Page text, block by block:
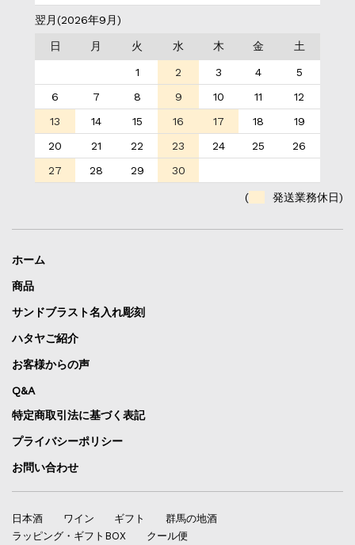
翌月(2026年9月)
日 月 火 水 木 金 土
1 2 3 4
5
6
7 8 9 10 11
12
13
14 15 16 17 18
19
20
21 22 23 24 25
26
27
28 29 30
( 発送業務休日)
ホーム
商品
サンドブラスト名入れ彫刻
ハタヤご紹介
お客様からの声
Q&A
特定商取引法に基づく表記
プライバシーポリシー
お問い合わせ
日本酒 ワイン ギフト
群馬の地酒
ラッピング・ギフトBOX
クール便